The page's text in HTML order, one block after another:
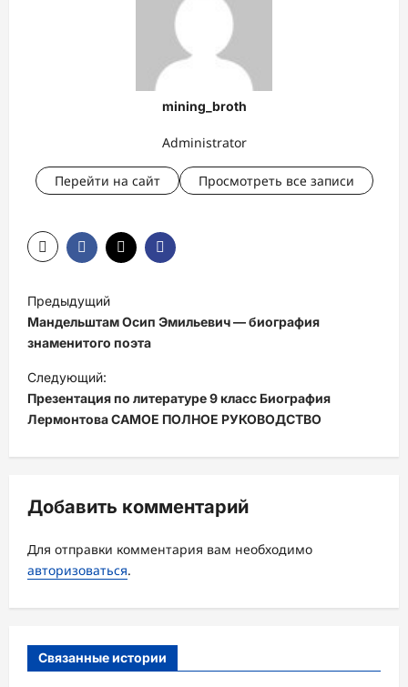
mining_broth
Administrator
Перейти на сайт Просмотреть все записи
Н
а
в
и
г
а
ц
я
з
а
Предыдущий
Мандельштам Осип Эмильевич — биография
знаменитого поэта
Следующий:
Презентация по литературе 9 класс Биография
Лермонтова САМОЕ ПОЛНОЕ РУКОВОДСТВО
Добавить комментарий
Для отправки комментария вам необходимо
авторизоваться.
Связанные истории